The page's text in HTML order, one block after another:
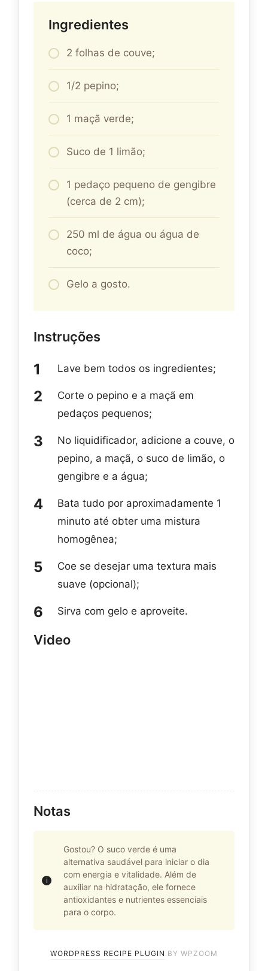
Ingredientes
2 folhas de couve;
1/2 pepino;
1 maçã verde;
Suco de 1 limão;
1 pedaço pequeno de gengibre
(cerca de 2 cm);
250 ml de água ou água de
coco;
Gelo a gosto.
Instruções
Lave bem todos os ingredientes;
Corte o pepino e a maçã em
pedaços pequenos;
No liquidificador, adicione a couve, o
pepino, a maçã, o suco de limão, o
gengibre e a água;
Bata tudo por aproximadamente 1
minuto até obter uma mistura
homogênea;
Coe se desejar uma textura mais
suave (opcional);
Sirva com gelo e aproveite.
Video
Notas
Gostou? O suco verde é uma
alternativa saudável para iniciar o dia
com energia e vitalidade. Além de
auxiliar na hidratação, ele fornece
antioxidantes e nutrientes essenciais
para o corpo.
WORDPRESS RECIPE PLUGIN BY WPZOOM